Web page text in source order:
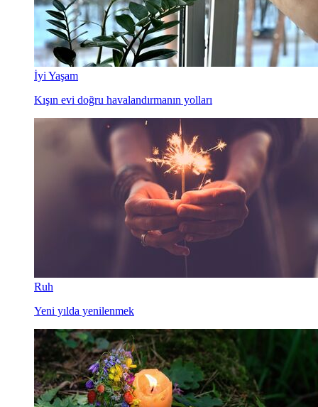
İyi Yaşam
Kışın evi doğru havalandırmanın yolları
Ruh
Yeni yılda yenilenmek